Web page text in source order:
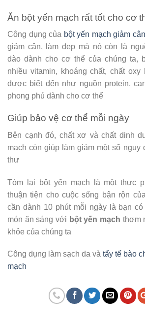
Ăn bột yến mạch rất tốt cho cơ
Công dụng của bột yến mạch giảm cân
giảm cân, làm đẹp mà nó còn là
dào dành cho cơ thể của chúng ta,
nhiều vitamin, khoáng chất, chất oxy
được biết đến như nguồn protein,
phong phú dành cho cơ thể
Giúp bảo vệ cơ thể mỗi ngày
Bên cạnh đó, chất xơ và chất dinh
mạch còn giúp làm giảm một số nguy
thư
Tóm lại bột yến mạch là một thực
thuận tiện cho cuộc sống bận rộn
cần dành 10 phút mỗi ngày là bạn
món ăn sáng với bột yến mạch thơm
khỏe của chúng ta
Công dụng làm sạch da và tẩy tế bào
mạch